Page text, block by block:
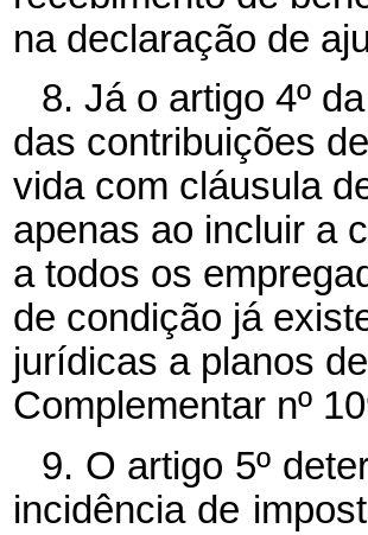
na declaração de
8. Já o artigo 4º
das contribuições
vida com cláusula
apenas ao incluir a
a todos os
de condição já
jurídicas a planos
Complementar nº
9. O artigo 5º
incidência de